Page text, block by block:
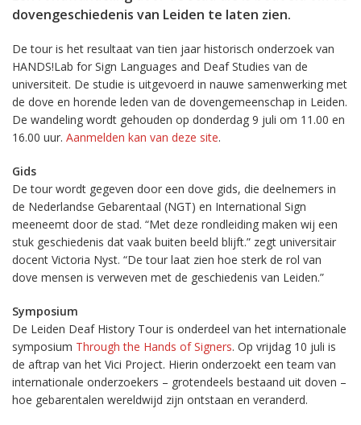
dovengeschiedenis van Leiden te laten zien.
De tour is het resultaat van tien jaar historisch onderzoek van
HANDS!Lab for Sign Languages and Deaf Studies van de
universiteit. De studie is uitgevoerd in nauwe samenwerking met
de dove en horende leden van de dovengemeenschap in Leiden.
De wandeling wordt gehouden op donderdag 9 juli om 11.00 en
16.00 uur. Aanmelden kan van deze site.
Gids
De tour wordt gegeven door een dove gids, die deelnemers in
de Nederlandse Gebarentaal (NGT) en International Sign
meeneemt door de stad. “Met deze rondleiding maken wij een
stuk geschiedenis dat vaak buiten beeld blijft.” zegt universitair
docent Victoria Nyst. “De tour laat zien hoe sterk de rol van
dove mensen is verweven met de geschiedenis van Leiden.”
Symposium
De Leiden Deaf History Tour is onderdeel van het internationale
symposium Through the Hands of Signers. Op vrijdag 10 juli is
de aftrap van het Vici Project. Hierin onderzoekt een team van
internationale onderzoekers – grotendeels bestaand uit doven –
hoe gebarentalen wereldwijd zijn ontstaan en veranderd.